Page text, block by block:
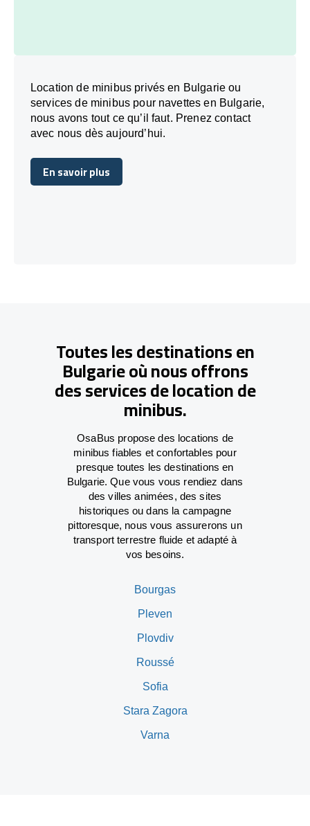
Location de minibus privés en Bulgarie ou
services de minibus pour navettes en Bulgarie,
nous avons tout ce qu’il faut. Prenez contact
avec nous dès aujourd’hui.
En savoir plus
En savoir plus
Toutes les destinations en
Bulgarie où nous offrons
des services de location de
minibus.
OsaBus propose des locations de
minibus fiables et confortables pour
presque toutes les destinations en
Bulgarie. Que vous vous rendiez dans
des villes animées, des sites
historiques ou dans la campagne
pittoresque, nous vous assurerons un
transport terrestre fluide et adapté à
vos besoins.
Bourgas
Pleven
Plovdiv
Roussé
Sofia
Stara Zagora
Varna